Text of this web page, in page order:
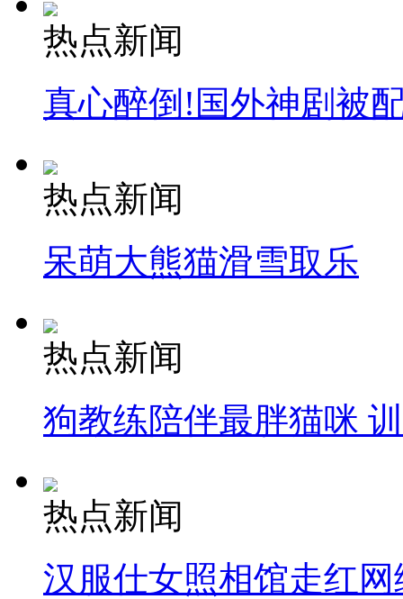
热点新闻
真心醉倒!国外神剧被
热点新闻
呆萌大熊猫滑雪取乐
热点新闻
狗教练陪伴最胖猫咪
热点新闻
汉服仕女照相馆走红网